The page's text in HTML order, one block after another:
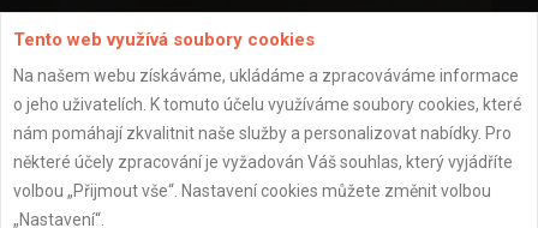
Tento web využívá soubory cookies
Na našem webu získáváme, ukládáme a zpracováváme informace
o jeho uživatelích. K tomuto účelu využíváme soubory cookies, které
nám pomáhají zkvalitnit naše služby a personalizovat nabídky. Pro
některé účely zpracování je vyžadován Váš souhlas, který vyjádříte
volbou „Přijmout vše“. Nastavení cookies můžete změnit volbou
„Nastavení“.